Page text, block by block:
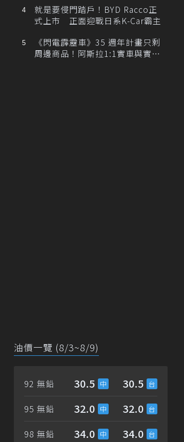
就是要侵門踏戶！BYD Racco正
式上市 正面迎戰日系K-Car霸主
《閃電霹靂車》35 週年計畫只剩
周邊商品！阿斯拉1:1實車與實體
油價一覽 (8/3~8/9)
92 無鉛 30.5 30.5
95 無鉛 32.0 32.0
98 無鉛 34.0 34.0